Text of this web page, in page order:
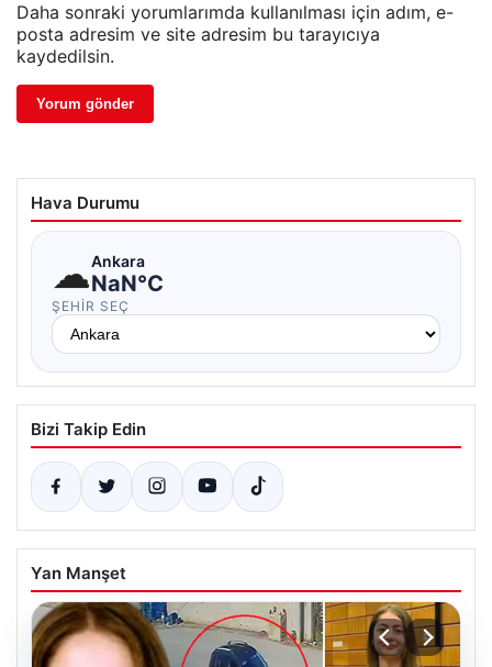
Daha sonraki yorumlarımda kullanılması için adım, e-
posta adresim ve site adresim bu tarayıcıya
kaydedilsin.
Hava Durumu
☁Ankara
NaN°C
ŞEHIR SEÇ
Bizi Takip Edin
Yan Manşet